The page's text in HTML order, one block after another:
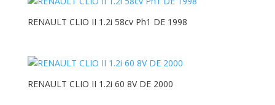
RENAULT CLIO II 1.2i 58cv Ph1 DE 1998
RENAULT CLIO II 1.2i 60 8V DE 2000